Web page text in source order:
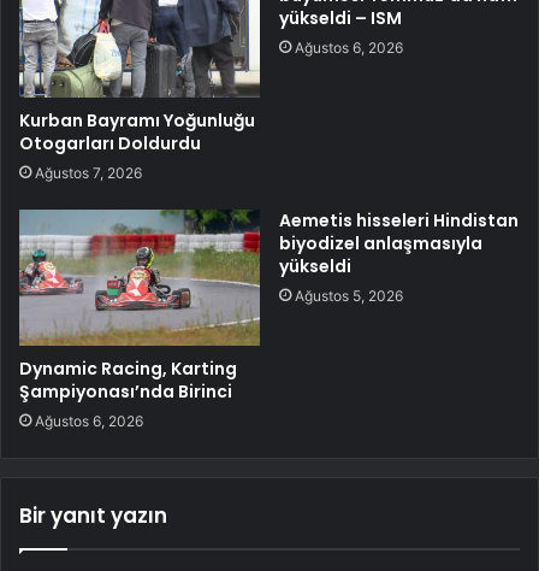
Kurban Bayramı Yoğunluğu
Otogarları Doldurdu
Ağustos 7, 2026
yükseldi – ISM
Ağustos 6, 2026
Dynamic Racing, Karting
Şampiyonası’nda Birinci
Ağustos 6, 2026
Aemetis hisseleri Hindistan
biyodizel anlaşmasıyla
yükseldi
Ağustos 5, 2026
Bir yanıt yazın